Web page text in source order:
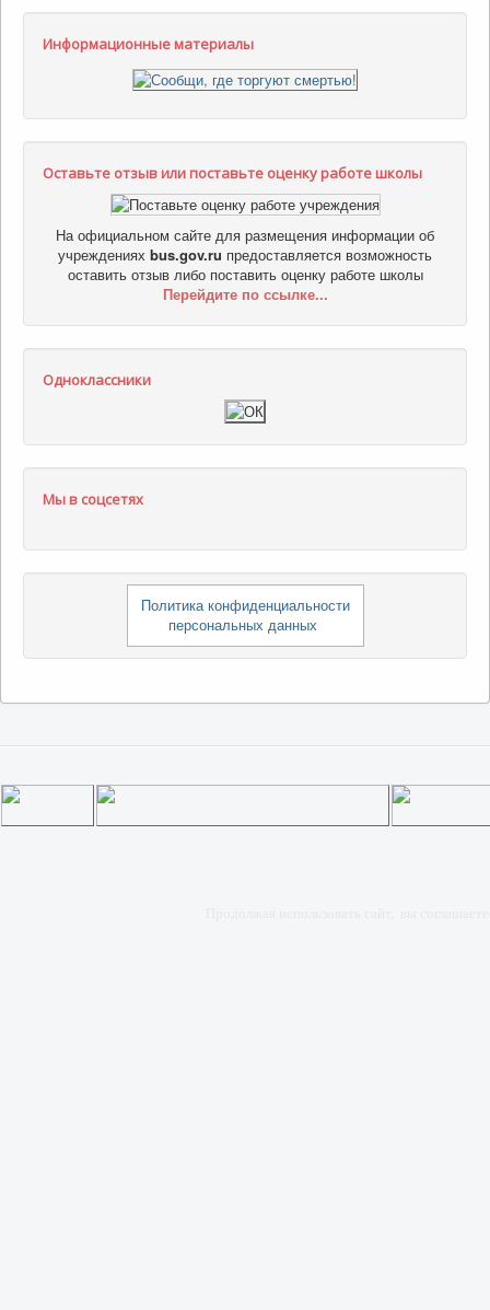
Информационные материалы
Оставьте отзыв или поставьте оценку работе школы
На официальном сайте для размещения информации об
учреждениях bus.gov.ru предоставляется возможность
оставить отзыв либо поставить оценку работе школы
Перейдите по ссылке...
Одноклассники
Мы в соцсетях
Политика конфиденциальности
персональных данных